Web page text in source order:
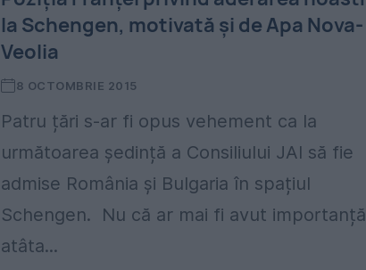
la Schengen, motivată și de Apa Nova-
Veolia
8 OCTOMBRIE 2015
Patru țări s-ar fi opus vehement ca la
următoarea ședință a Consiliului JAI să fie
admise România și Bulgaria în spațiul
Schengen. Nu că ar mai fi avut importanță
atâta...